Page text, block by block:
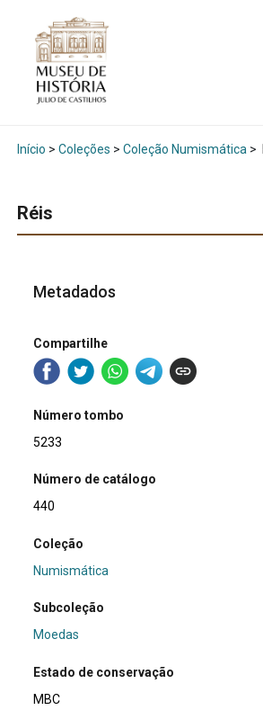
Início > Coleções > Coleção Numismática >
Réis
Metadados
Compartilhe
Número tombo
5233
Número de catálogo
440
Coleção
Numismática
Subcoleção
Moedas
Estado de conservação
MBC